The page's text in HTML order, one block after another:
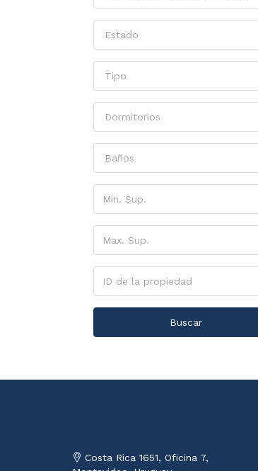
Estado
Tipo
Dormitorios
Baños
Buscar
Costa Rica 1651, Oficina 7,